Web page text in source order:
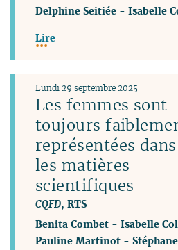
Delphine Seitiée -Isabelle
Lire
Les femmes sont
toujours
représentées dans
les matières
scientifiques
CQFD, RTS
Lundi 29 septembre 2025
Benita Combet -Isabelle
Pauline Martinot -